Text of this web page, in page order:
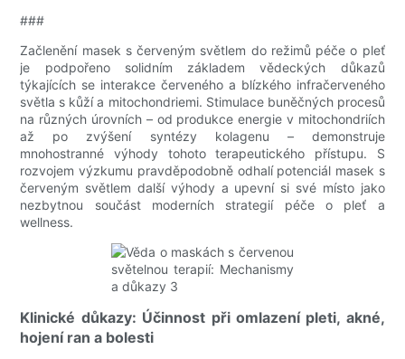
###
Začlenění masek s červeným světlem do režimů péče o pleť
je podpořeno solidním základem vědeckých důkazů
týkajících se interakce červeného a blízkého infračerveného
světla s kůží a mitochondriemi. Stimulace buněčných procesů
na různých úrovních – od produkce energie v mitochondriích
až po zvýšení syntézy kolagenu – demonstruje
mnohostranné výhody tohoto terapeutického přístupu. S
rozvojem výzkumu pravděpodobně odhalí potenciál masek s
červeným světlem další výhody a upevní si své místo jako
nezbytnou součást moderních strategií péče o pleť a
wellness.
Klinické důkazy: Účinnost při omlazení pleti, akné,
hojení ran a bolesti